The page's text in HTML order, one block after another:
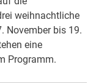
weihnachtliche
November bis 19.
eine
Programm.